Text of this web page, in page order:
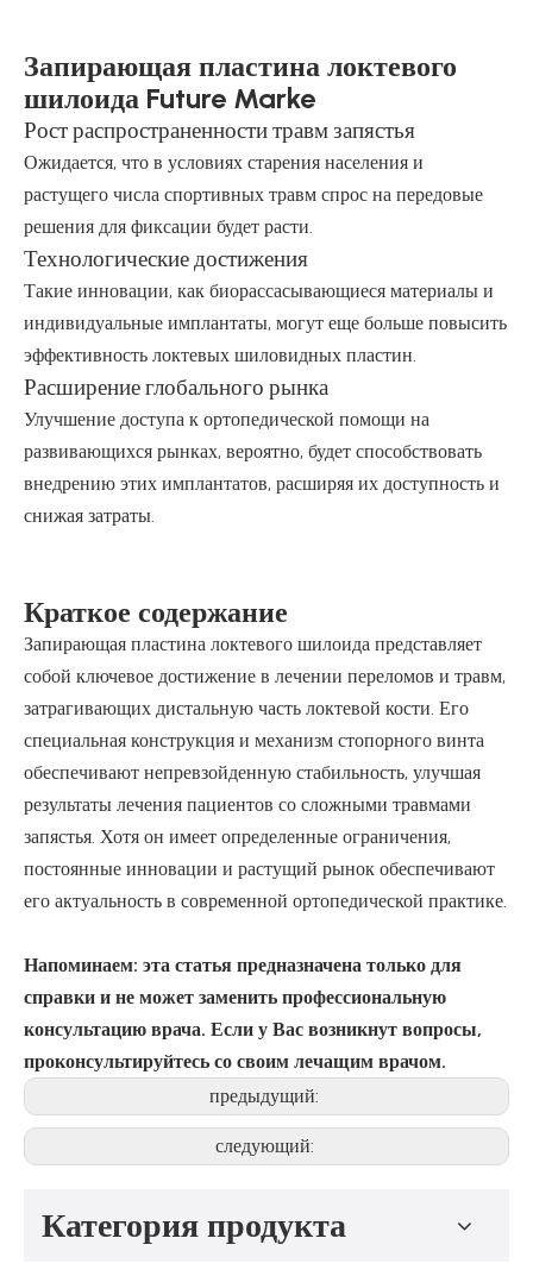
Запирающая пластина локтевого
шилоида Future Marke
Рост распространенности травм запястья
Ожидается, что в условиях старения населения и
растущего числа спортивных травм спрос на передовые
решения для фиксации будет расти.
Технологические достижения
Такие инновации, как биорассасывающиеся материалы и
индивидуальные имплантаты, могут еще больше повысить
эффективность локтевых шиловидных пластин.
Расширение глобального рынка
Улучшение доступа к ортопедической помощи на
развивающихся рынках, вероятно, будет способствовать
внедрению этих имплантатов, расширяя их доступность и
снижая затраты.
Краткое содержание
Запирающая пластина локтевого шилоида представляет
собой ключевое достижение в лечении переломов и травм,
затрагивающих дистальную часть локтевой кости. Его
специальная конструкция и механизм стопорного винта
обеспечивают непревзойденную стабильность, улучшая
результаты лечения пациентов со сложными травмами
запястья. Хотя он имеет определенные ограничения,
постоянные инновации и растущий рынок обеспечивают
его актуальность в современной ортопедической практике.
Напоминаем: эта статья предназначена только для
справки и не может заменить профессиональную
консультацию врача. Если у Вас возникнут вопросы,
проконсультируйтесь со своим лечащим врачом.
предыдущий:
следующий:
Категория продукта